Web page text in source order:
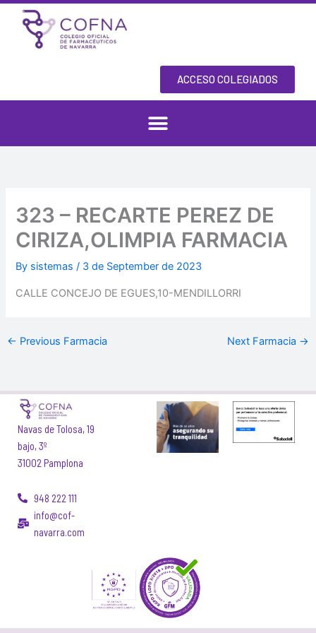
Skip
content
ACCESO COLEGIADOS
323 – RECARTE PEREZ DE
CIRIZA,OLIMPIA FARMACIA
By sistemas/ 3 de September de 2023
CALLE CONCEJO DE EGUES,10-MENDILLORRI
← Previous Farmacia Next Farmacia →
Navas de Tolosa, 19
bajo, 3º
31002 Pamplona
948 222 111
info@cof-
navarra.com